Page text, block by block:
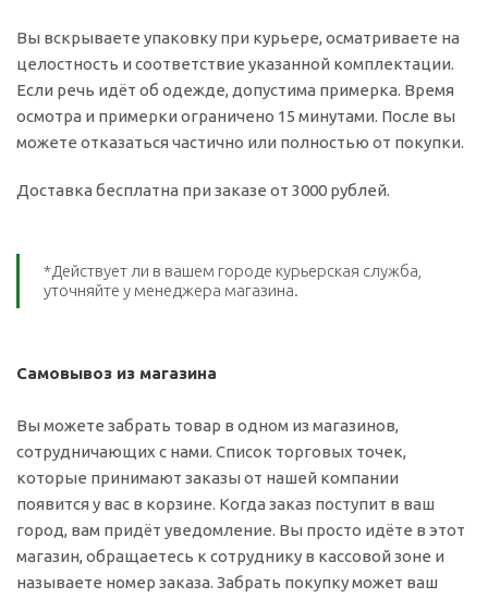
Вы вскрываете упаковку при курьере, осматриваете на
целостность и соответствие указанной комплектации.
Если речь идёт об одежде, допустима примерка. Время
осмотра и примерки ограничено 15 минутами. После вы
можете отказаться частично или полностью от покупки.
Доставка бесплатна при заказе от 3000 рублей.
*Действует ли в вашем городе курьерская служба,
уточняйте у менеджера магазина.
Самовывоз из магазина
Вы можете забрать товар в одном из магазинов,
сотрудничающих с нами. Список торговых точек,
которые принимают заказы от нашей компании
появится у вас в корзине. Когда заказ поступит в ваш
город, вам придёт уведомление. Вы просто идёте в этот
магазин, обращаетесь к сотруднику в кассовой зоне и
называете номер заказа. Забрать покупку может ваш